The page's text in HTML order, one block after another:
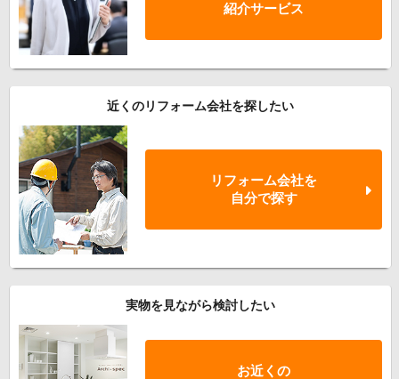
紹介サービス
近くのリフォーム会社を探したい
リフォーム会社を
自分で探す
実物を見ながら検討したい
お近くの